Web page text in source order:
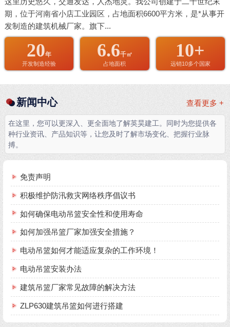
期，位于河南省小店工业园区，占地面积6600平方米，是*从事开
发制造的建筑机械厂家。旗下...
20年
开发制造经验
6.6千㎡
占地面积
10+
远销10多个国家
查看更多 +
新闻中心
在这里，您可以更深入、更全面地了解英昊建工。同时为您提供各
种行业资讯、产品知识等，让您及时了解市场变化、把握行业脉
搏。
免责声明
积极维护防汛救灾网络秩序倡议书
如何确保电动吊篮安全性和使用寿命
如何加强吊篮厂家加强安全措施？
电动吊篮如何才能适应复杂的工作环境！
电动吊篮安装办法
建筑吊篮厂家常见故障的解决方法
ZLP630建筑吊篮如何进行搭建